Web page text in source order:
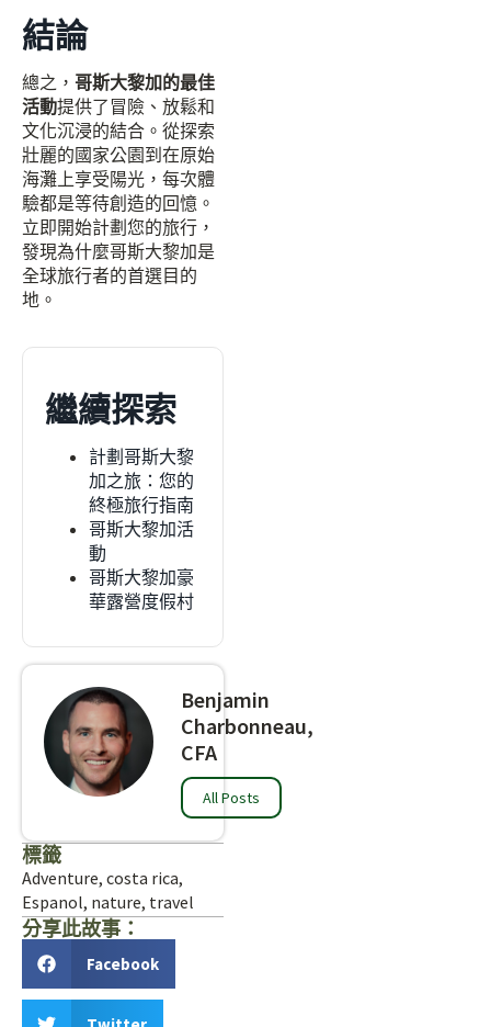
結論
總之， 哥斯大黎加的最佳
活動提供了冒險、放鬆和
文化沉浸的結合。從探索
壯麗的國家公園到在原始
海灘上享受陽光，每次體
驗都是等待創造的回憶。
立即開始計劃您的旅行，
發現為什麼哥斯大黎加是
全球旅行者的首選目的
地。
繼續探索
計劃哥斯大黎
加之旅：您的
終極旅行指南
哥斯大黎加活
動
哥斯大黎加豪
華露營度假村
Benjamin
Charbonneau,
CFA
All Posts
標籤
Adventure, costa rica,
Espanol, nature, travel
分享此故事：
Facebook